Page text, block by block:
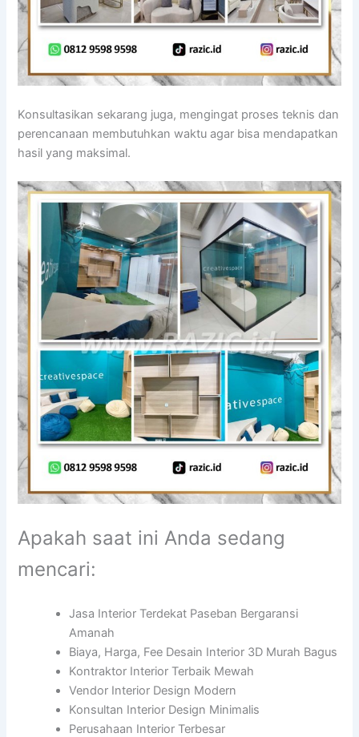
Konsultasikan sekarang juga, mengingat proses teknis dan
perencanaan membutuhkan waktu agar bisa mendapatkan
hasil yang maksimal.
Apakah saat ini Anda sedang
mencari:
Jasa Interior Terdekat Paseban Bergaransi
Amanah
Biaya, Harga, Fee Desain Interior 3D Murah Bagus
Kontraktor Interior Terbaik Mewah
Vendor Interior Design Modern
Konsultan Interior Design Minimalis
Perusahaan Interior Terbesar